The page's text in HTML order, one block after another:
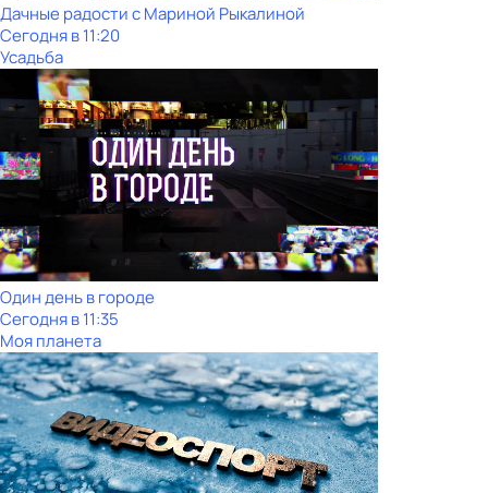
Дачные радости с Мариной Рыкалиной
Сегодня в 11:20
Усадьба
Один день в городе
Сегодня в 11:35
Моя планета